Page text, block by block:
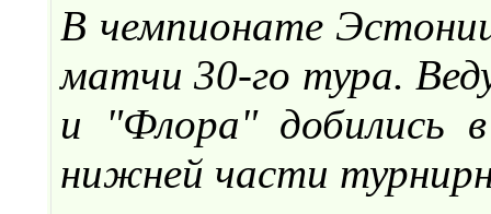
В чемпионате
матчи 30-го тура.
и "Флора" добились
нижней части